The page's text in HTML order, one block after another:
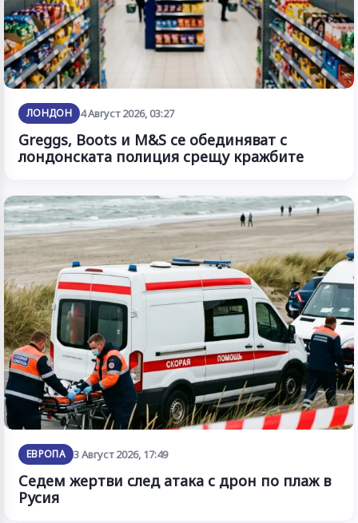
ЛОНДОН 4 Август 2026, 03:27
Greggs, Boots и M&S се обединяват с
лондонската полиция срещу кражбите
ЕВРОПА 3 Август 2026, 17:49
Седем жертви след атака с дрон по плаж в
Русия